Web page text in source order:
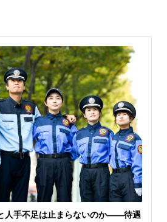
人手不足は止まらないのか――待遇